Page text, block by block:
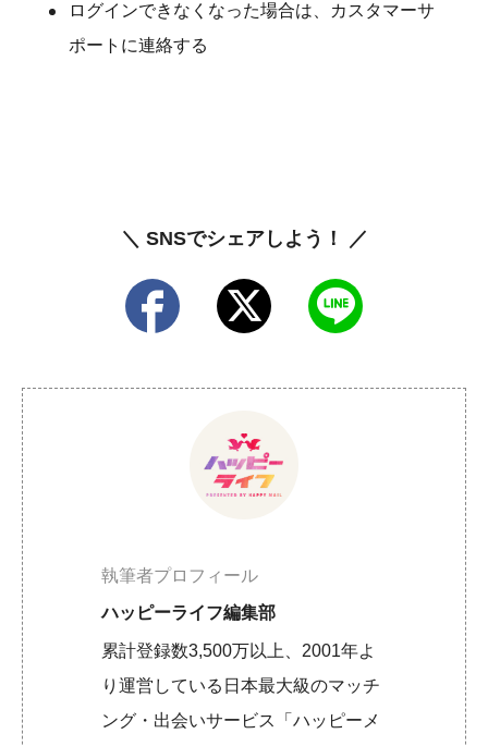
ログインできなくなった場合は、カスタマーサ
ポートに連絡する
＼ SNSでシェアしよう！ ／
執筆者プロフィール
ハッピーライフ編集部
累計登録数3,500万以上、2001年よ
り運営している日本最大級のマッチ
ング・出会いサービス「ハッピーメ